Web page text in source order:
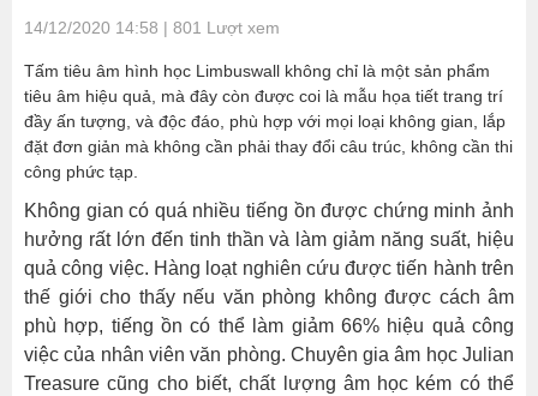
14/12/2020 14:58 | 801 Lượt xem
Tấm tiêu âm hình học Limbuswall không chỉ là một sản phẩm
tiêu âm hiệu quả, mà đây còn được coi là mẫu họa tiết trang trí
đầy ấn tượng, và độc đáo, phù hợp với mọi loại không gian, lắp
đặt đơn giản mà không cần phải thay đổi câu trúc, không cần thi
công phức tạp.
Không gian có quá nhiều tiếng ồn được chứng minh ảnh
hưởng rất lớn đến tinh thần và làm giảm năng suất, hiệu
quả công việc. Hàng loạt nghiên cứu được tiến hành trên
thế giới cho thấy nếu văn phòng không được cách âm
phù hợp, tiếng ồn có thể làm giảm 66% hiệu quả công
việc của nhân viên văn phòng. Chuyên gia âm học Julian
Treasure cũng cho biết, chất lượng âm học kém có thể